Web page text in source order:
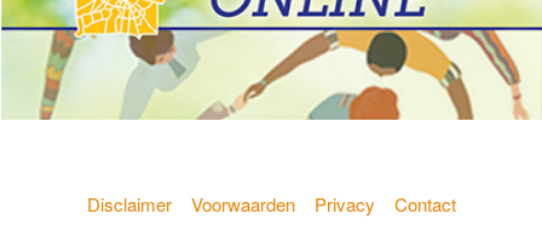
Nieuws
Groepen
Disclaimer Voorwaarden Privacy
Contact